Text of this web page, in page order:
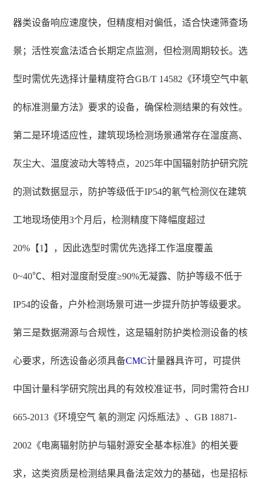
器类设备响应速度快，但精度相对偏低，适合快速筛查场
景；活性炭盒法适合长期定点监测，但检测周期较长。选
型时需优先选择计量精度符合GB/T 14582《环境空气中氡
的标准测量方法》要求的设备，确保检测结果的有效性。
第二是环境适应性，建筑现场检测场景通常存在湿度高、
灰尘大、温度波动大等特点，2025年中国辐射防护研究院
的测试数据显示，防护等级低于IP54的氡气检测仪在建筑
工地现场使用3个月后，检测精度下降幅度超过
20%【1】，因此选型时需优先选择工作温度覆盖
0~40℃、相对湿度耐受度≥90%无凝露、防护等级不低于
IP54的设备，户外检测场景可进一步提升防护等级要求。
第三是数据溯源与合规性，这是辐射防护类检测设备的核
心要求，所选设备必须具备CMC计量器具许可，可提供
中国计量科学研究院出具的有效校准证书，同时需符合HJ
665-2013《环境空气 氡的测定 闪烁瓶法》、GB 18871-
2002《电离辐射防护与辐射源安全基本标准》的相关要
求，这类资质是检测结果具备法定效力的基础，也是招标